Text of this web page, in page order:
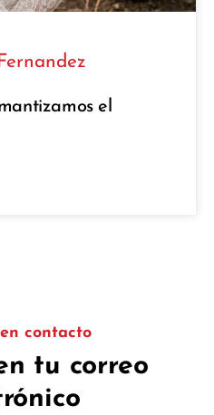
el
contacto
tu correo